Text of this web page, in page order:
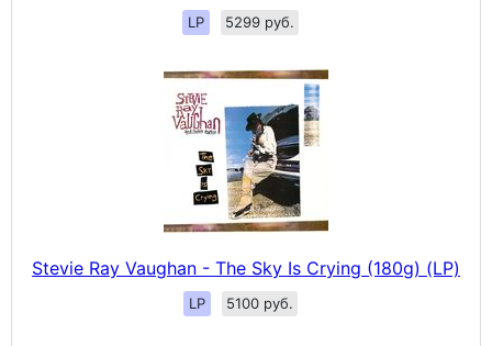
LP 5299 руб.
Stevie Ray Vaughan - The Sky Is Crying (180g) (LP)
LP 5100 руб.